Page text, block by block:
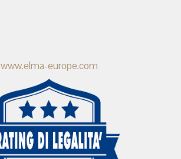
www.elma-europe.com